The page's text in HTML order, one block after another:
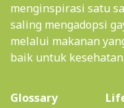
menginspirasi satu
saling mengadopsi
melalui makanan
baik untuk kesehatan.
Glossary